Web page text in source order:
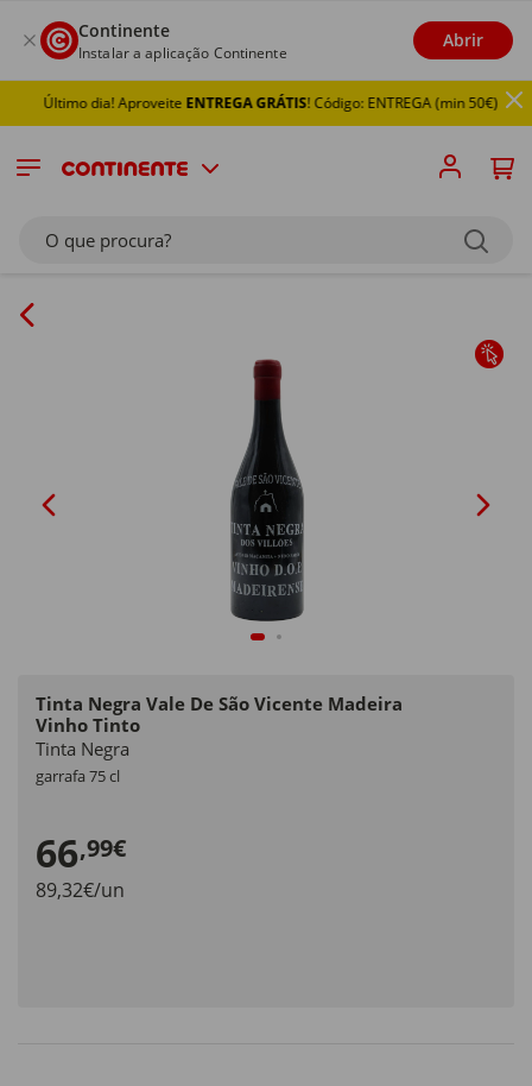
Continente
Instalar a aplicação Continente
Abrir
Último dia! AproveiteENTREGA GRÁTIS! Código: ENTREGA (min 50€)
O que procura?
Tinta Negra Vale De São Vicente Madeira
Vinho Tinto
Tinta Negra
garrafa 75 cl
66,99€
89,32€/un